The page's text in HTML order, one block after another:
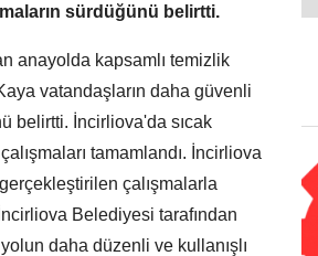
sürdüğünü belirtti.
anayolda kapsamlı temizlik
vatandaşların daha güvenli
belirtti. İncirliova'da sıcak
tamamlandı. İncirliova
çalışmalarla
Belediyesi tarafından
daha düzenli ve kullanışlı